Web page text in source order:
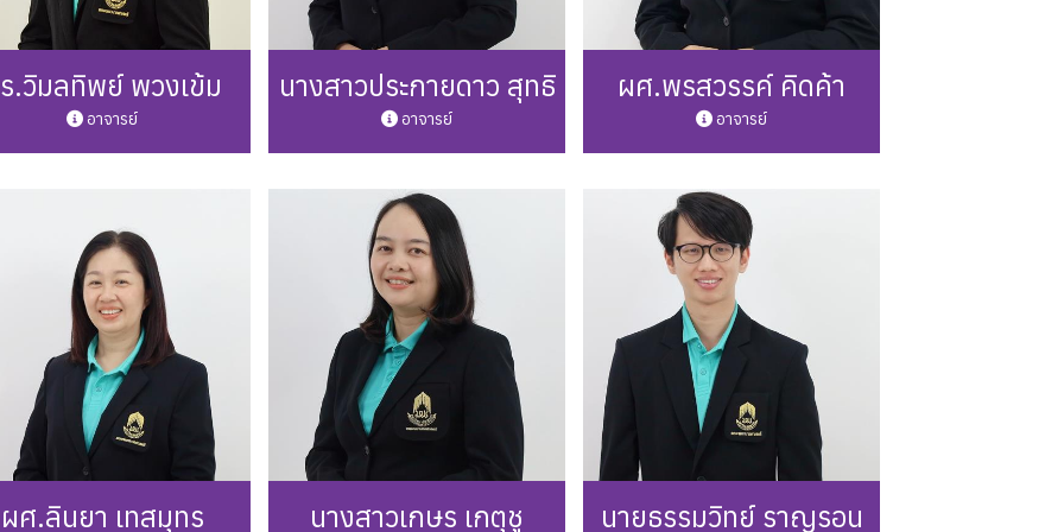
.วิมลทิพย์ พวงเข้ม
อาจารย์
0 5446 6666 ต่อ 3249
wimonthip.ph@up.ac.th
รายละเอียดเพิ่มเติม
นางสาวประกายดาว สุทธิ
อาจารย์
Phone: 0 5446 6666 ต่อ 3249
Mail: prakaidao.su@up.ac.th
รายละเอียดเพิ่มเติม
ผศ.พรสวรรค์ คิดค้า
อาจารย์
Phone: 0 5446 6666 ต่อ 3249
Mail: pornsawan.kh@up.ac.th
รายละเอียดเพิ่มเติม
ผศ.ลินยา เทสมุทร นางสาวเกษร เกตุชู นายธรรมวิทย์ ราญรอน